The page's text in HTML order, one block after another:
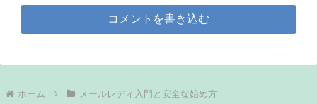
コメントを書き込む
ホーム メールレディ入門と安全な始め方